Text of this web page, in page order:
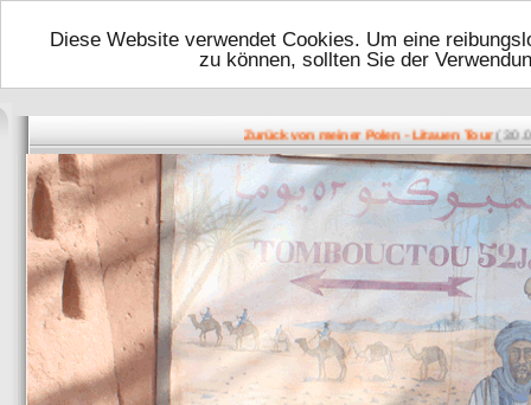
Diese Website verwendet Cookies. Um eine
zu können, sollten Sie der
Zurück von meiner Polen - Litauen Tour(